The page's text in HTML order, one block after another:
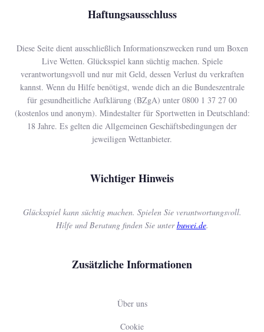
Haftungsausschluss
Diese Seite dient ausschließlich Informationszwecken rund um Boxen
Live Wetten. Glücksspiel kann süchtig machen. Spiele
verantwortungsvoll und nur mit Geld, dessen Verlust du verkraften
kannst. Wenn du Hilfe benötigst, wende dich an die Bundeszentrale
für gesundheitliche Aufklärung (BZgA) unter 0800 1 37 27 00
(kostenlos und anonym). Mindestalter für Sportwetten in Deutschland:
18 Jahre. Es gelten die Allgemeinen Geschäftsbedingungen der
jeweiligen Wettanbieter.
Wichtiger Hinweis
Glücksspiel kann süchtig machen. Spielen Sie verantwortungsvoll.
Hilfe und Beratung finden Sie unterbuwei.de.
Zusätzliche Informationen
Über uns
Cookie